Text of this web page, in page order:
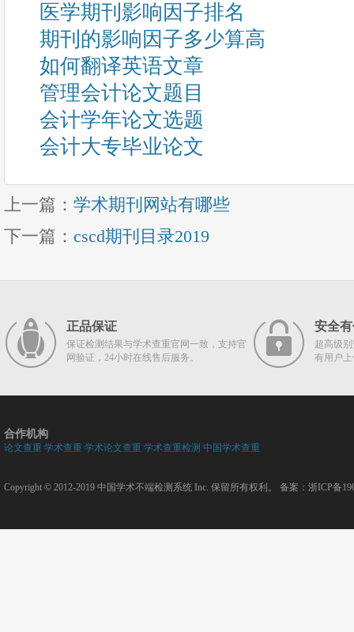
医学期刊影响因子排名
期刊的影响因子多少算高
如何翻译英语文章
管理会计论文题目
会计学年论文选题
会计大专毕业论文
上一篇： 学术期刊网站有哪些
下一篇： cscd期刊目录2019
正品保证
保证检测结果与学术查重官网一致，支持官
网验证，24小时在线售后服务。
安全
超高级
有用户
合作机构
论文查重 学术查重 学术论文查重 学术查重检测 中国学术查重
Copyright © 2012-2019 中国学术不端检测系统 Inc. 保留所有权利。 备案： 浙ICP备